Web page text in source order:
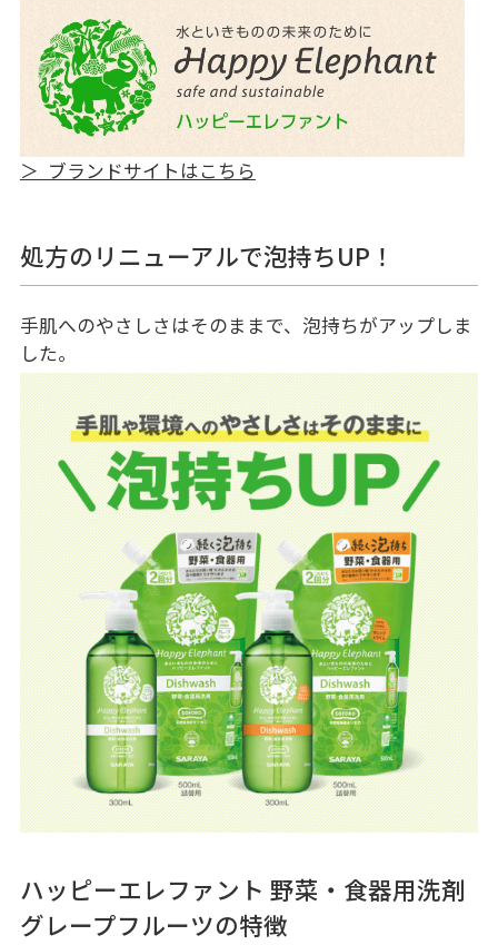
＞ ブランドサイトはこちら
処方のリニューアルで泡持ちUP！
手肌へのやさしさはそのままで、泡持ちがアップしま
した。
ハッピーエレファント 野菜・食器用洗剤
グレープフルーツの特徴